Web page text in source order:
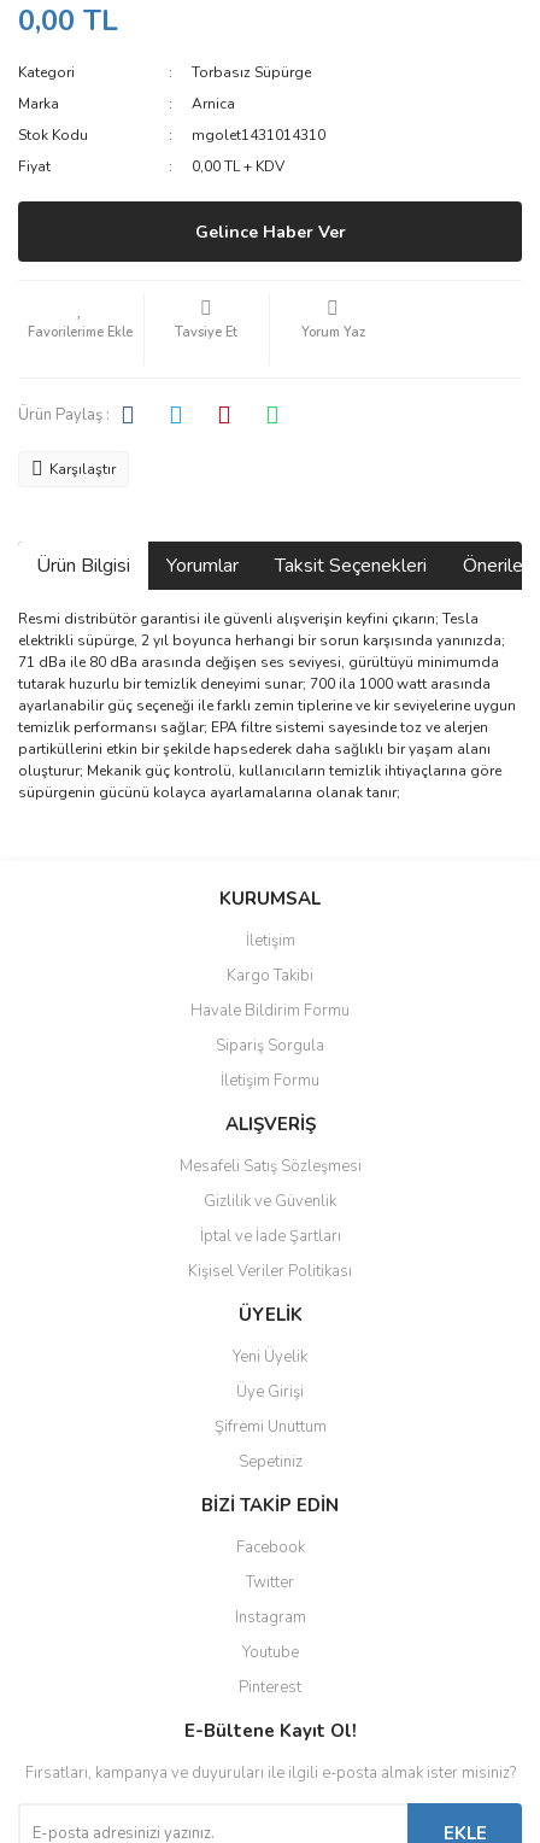
0,00 TL
Kategori
Torbasız Süpürge
Marka
Arnica
Stok Kodu
mgolet1431014310
Fiyat
0,00 TL + KDV
Gelince Haber Ver
Tavsiye Et Yorum Yaz
Ürün Paylaş :
Karşılaştır
Ürün Bilgisi Yorumlar Taksit Seçenekleri
Resmi distribütör garantisi ile güvenli alışverişin keyfini çıkarın; Tesla
elektrikli süpürge, 2 yıl boyunca herhangi bir sorun karşısında yanınızda;
71 dBa ile 80 dBa arasında değişen ses seviyesi, gürültüyü minimumda
tutarak huzurlu bir temizlik deneyimi sunar; 700 ila 1000 watt arasında
ayarlanabilir güç seçeneği ile farklı zemin tiplerine ve kir seviyelerine uygun
temizlik performansı sağlar; EPA filtre sistemi sayesinde toz ve alerjen
partiküllerini etkin bir şekilde hapsederek daha sağlıklı bir yaşam alanı
oluşturur; Mekanik güç kontrolü, kullanıcıların temizlik ihtiyaçlarına göre
süpürgenin gücünü kolayca ayarlamalarına olanak tanır;
Bu ürüne ilk yorumu siz yapın!
Ürün resmi kalitesiz, bozuk veya görüntülenemiyor.
Ürün açıklamasında eksik bilgiler bulunuyor.
Ürün bilgilerinde hatalar bulunuyor.
Ürün fiyatı diğer sitelerden daha pahalı.
Bu ürüne benzer farklı alternatifler olmalı.
Gönder
KURUMSAL
İletişim
Kargo Takibi
Havale Bildirim Formu
Sipariş Sorgula
İletişim Formu
ALIŞVERİŞ
Mesafeli Satış Sözleşmesi
Gizlilik ve Güvenlik
İptal ve İade Şartları
Kişisel Veriler Politikası
ÜYELİK
Yeni Üyelik
Üye Girişi
Şifremi Unuttum
Sepetiniz
BİZİ TAKİP EDİN
Facebook
Twitter
Instagram
Youtube
Pinterest
E-Bültene Kayıt Ol!
Fırsatları, kampanya ve duyuruları ile ilgili e-posta almak ister misiniz?
EKLE